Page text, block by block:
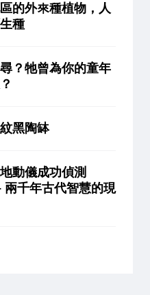
的外來種植物，人
種
？牠曾為你的童年
黑陶缽
動儀成功偵測
兩千年古代智慧的現